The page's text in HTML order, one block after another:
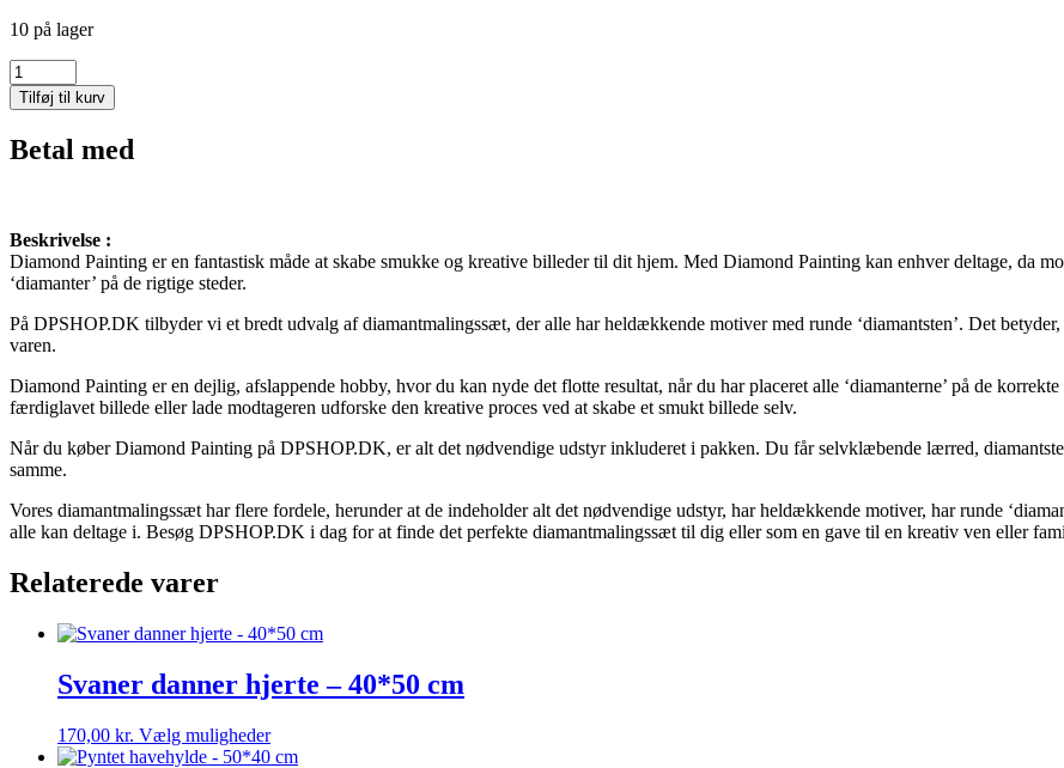
10 på lager
Svampebob
op
af
antal
Tilføj til kurv
Betal med
Beskrivelse :
Diamond Painting er en fantastisk måde at skabe smukke og kreative billeder til dit hjem. Med Diamond Painting kan enhver deltage, da
‘diamanter’ på de rigtige steder.
På DPSHOP.DK tilbyder vi et bredt udvalg af diamantmalingssæt, der alle har heldækkende motiver med runde ‘diamantsten’. Det
varen.
Diamond Painting er en dejlig, afslappende hobby, hvor du kan nyde det flotte resultat, når du har placeret alle ‘diamanterne’ på de
færdiglavet billede eller lade modtageren udforske den kreative proces ved at skabe et smukt billede selv.
Når du køber Diamond Painting på DPSHOP.DK, er alt det nødvendige udstyr inkluderet i pakken. Du får selvklæbende lærred,
samme.
Vores diamantmalingssæt har flere fordele, herunder at de indeholder alt det nødvendige udstyr, har heldækkende motiver, har runde
alle kan deltage i. Besøg DPSHOP.DK i dag for at finde det perfekte diamantmalingssæt til dig eller som en gave til en kreativ ven eller
Relaterede varer
Svaner danner hjerte – 40*50 cm
170,00 kr. Vælg mulighederDette
vare